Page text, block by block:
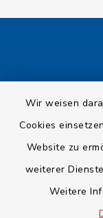
Wir weisen
Cookies
Website zu
weiterer
Weitere